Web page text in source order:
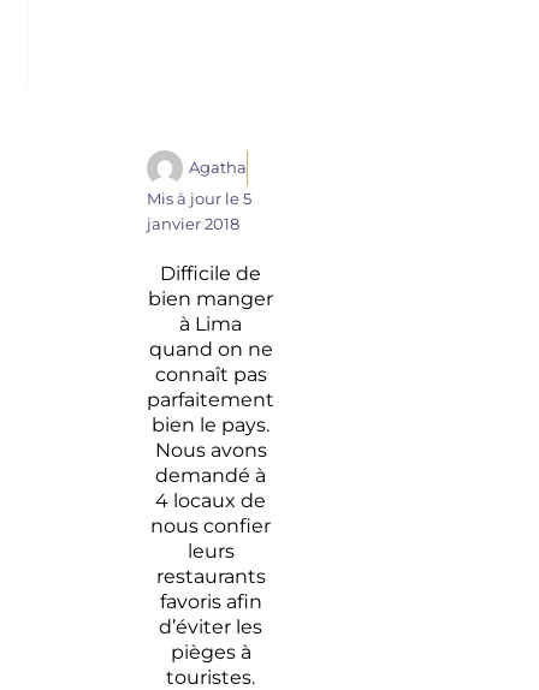
Agatha
Mis à jour le5
janvier 2018
Difficile de
bien manger
à Lima
quand on ne
connaît pas
parfaitement
bien le pays.
Nous avons
demandé à
4 locaux de
nous confier
leurs
restaurants
favoris afin
d’éviter les
pièges à
touristes.